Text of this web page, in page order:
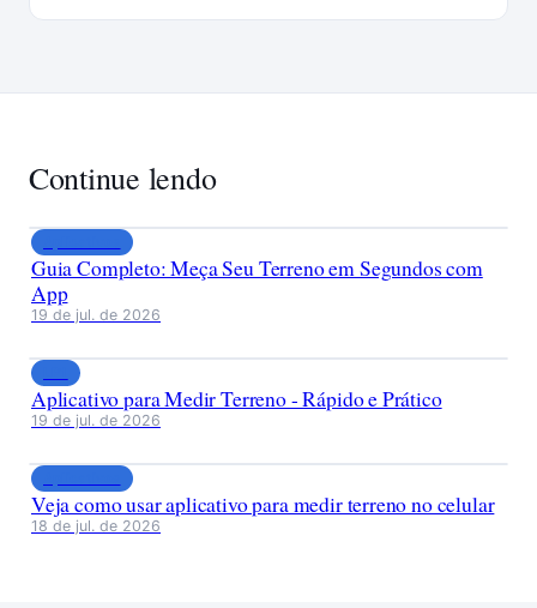
Continue lendo
Guia Completo: Meça Seu Terreno em Segundos com
App
19 de jul. de 2026
Aplicativo para Medir Terreno - Rápido e Prático
19 de jul. de 2026
Veja como usar aplicativo para medir terreno no celular
18 de jul. de 2026